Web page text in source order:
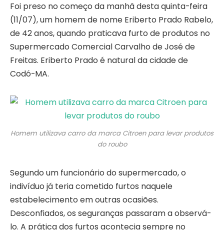
Foi preso no começo da manhã desta quinta-feira
(11/07), um homem de nome Eriberto Prado Rabelo,
de 42 anos, quando praticava furto de produtos no
Supermercado Comercial Carvalho de José de
Freitas. Eriberto Prado é natural da cidade de
Codó-MA.
Homem utilizava carro da marca Citroen para levar produtos
do roubo
Segundo um funcionário do supermercado, o
indivíduo já teria cometido furtos naquele
estabelecimento em outras ocasiões.
Desconfiados, os seguranças passaram a observá-
lo. A prática dos furtos acontecia sempre no